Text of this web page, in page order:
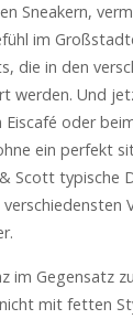
Sneakern,
im
die in den
werden. Und
oder
ein perfekt
Scott typische
im Gegensatz
mit fetten